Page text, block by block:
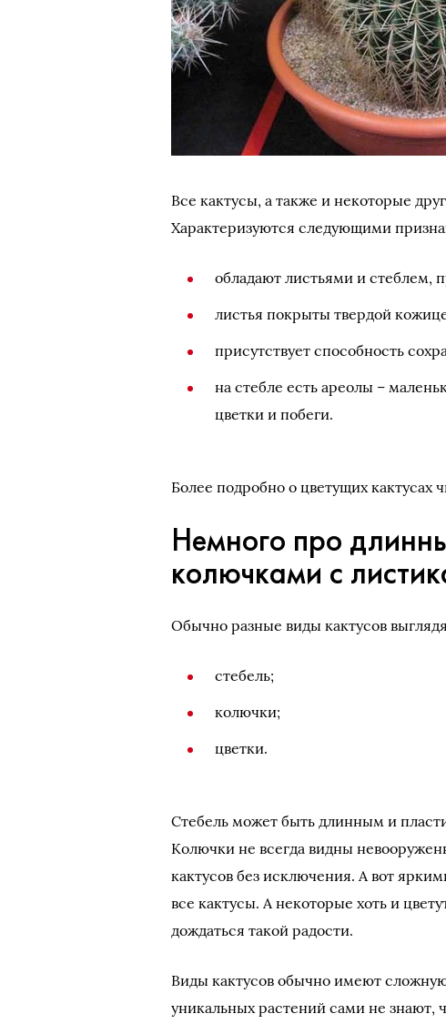
Все кактусы, а также и некоторые
Характеризуются следующими
обладают листьями и стеблем,
листья покрыты твердой
присутствует способность
на стебле есть ареолы –
цветки и побеги.
Более подробно о цветущих кактусах
Немного про
колючками с
Обычно разные виды кактусов
стебель;
колючки;
цветки.
Стебель может быть длинным и
Колючки не всегда видны
кактусов без исключения. А вот
все кактусы. А некоторые хоть и
дождаться такой радости.
Виды кактусов обычно имеют
уникальных растений сами не знают,